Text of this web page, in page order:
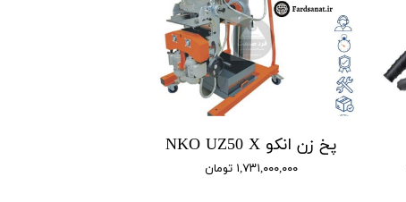
پخ زن انکو NKO UZ50 X
۱,۷۳۱,۰۰۰,۰۰۰ تومان